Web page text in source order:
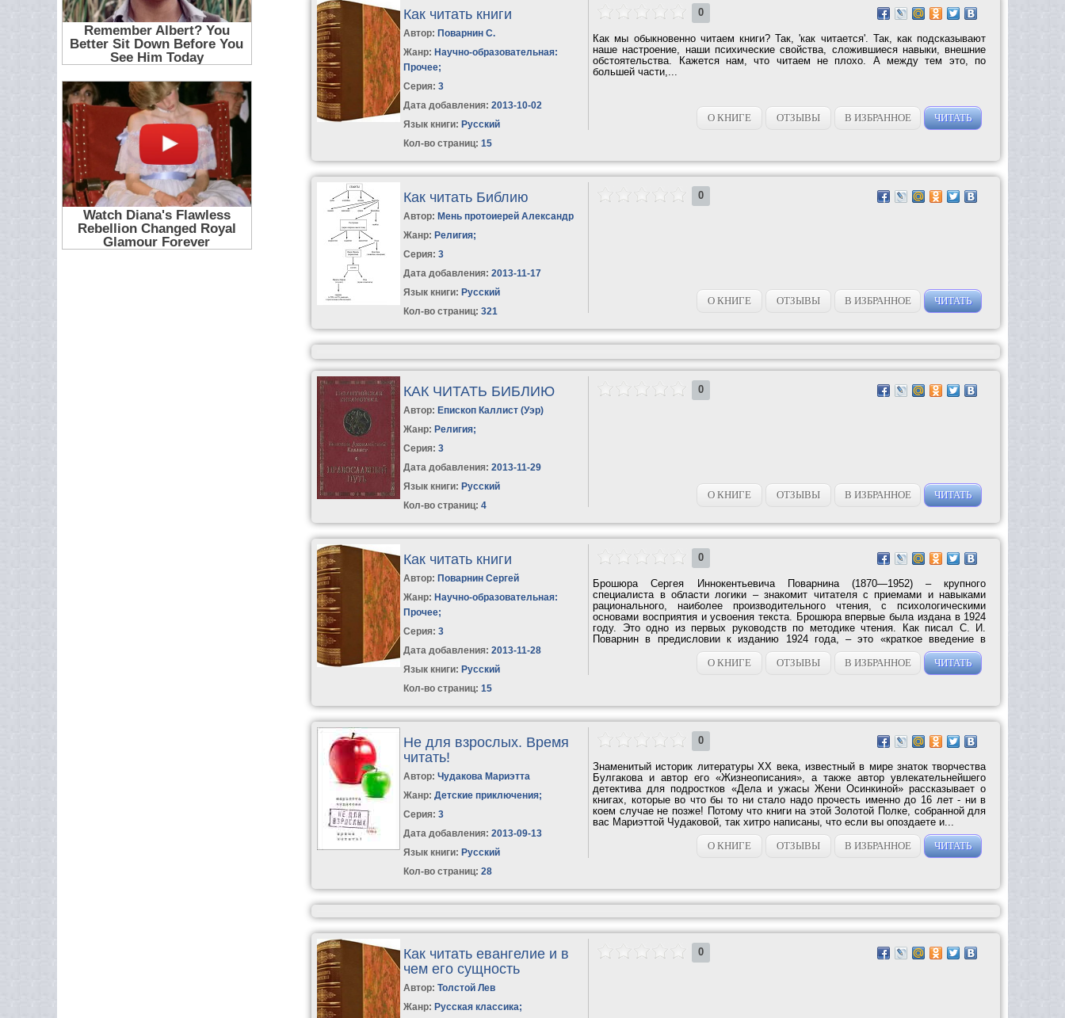
Как читать книги
Автор: Поварнин С.
Жанр: Научно-образовательная:
Прочее;
Серия:3
Дата добавления: 2013-10-02
Язык книги: Русский
Кол-во страниц: 15
0
Как мы обыкновенно читаем книги? Так, 'как читается'. Так, как подсказывают
наше настроение, наши психические свойства, сложившиеся навыки, внешние
обстоятельства. Кажется нам, что читаем не плохо. А между тем это, по
большей части,...
О КНИГЕ ОТЗЫВЫ В ИЗБРАННОЕ ЧИТАТЬ
Как читать Библию
Автор: Мень протоиерей Александр
Жанр: Религия;
Серия:3
Дата добавления: 2013-11-17
Язык книги: Русский
Кол-во страниц: 321
0
О КНИГЕ ОТЗЫВЫ В ИЗБРАННОЕ ЧИТАТЬ
КАК ЧИТАТЬ БИБЛИЮ
Автор: Епископ Каллист (Уэр)
Жанр: Религия;
Серия:3
Дата добавления: 2013-11-29
Язык книги: Русский
Кол-во страниц: 4
0
О КНИГЕ ОТЗЫВЫ В ИЗБРАННОЕ ЧИТАТЬ
Как читать книги
Автор: Поварнин Сергей
Жанр: Научно-образовательная:
Прочее;
Серия:3
Дата добавления: 2013-11-28
Язык книги: Русский
Кол-во страниц: 15
0
Брошюра Сергея Иннокентьевича Поварнина (1870—1952) – крупного
специалиста в области логики – знакомит читателя с приемами и навыками
рационального, наиболее производительного чтения, с психологическими
основами восприятия и усвоения текста. Брошюра впервые была издана в 1924
году. Это одно из первых руководств по методике чтения. Как писал C. И.
Пoварнин в предисловии к изданию 1924 года, – это «краткое введение в
О КНИГЕ
ОТЗЫВЫ В ИЗБРАННОЕ ЧИТАТЬ
Не для взрослых. Время
читать!
Автор:Чудакова Мариэтта
Жанр: Детские приключения;
Серия:3
Дата добавления: 2013-09-13
Язык книги: Русский
Кол-во страниц: 28
0
Знаменитый историк литературы ХХ века, известный в мире знаток творчества
Булгакова и автор его «Жизнеописания», а также автор увлекательнейшего
детектива для подростков «Дела и ужасы Жени Осинкиной» рассказывает о
книгах, которые во что бы то ни стало надо прочесть именно до 16 лет - ни в
коем случае не позже! Потому что книги на этой Золотой Полке, собранной для
вас Мариэттой Чудаковой, так хитро написаны, что если вы опоздаете и...
О КНИГЕ
ОТЗЫВЫ В ИЗБРАННОЕ ЧИТАТЬ
Как читать евангелие и в
чем его сущность
Автор:Толстой Лев
Жанр: Русская классика;
0